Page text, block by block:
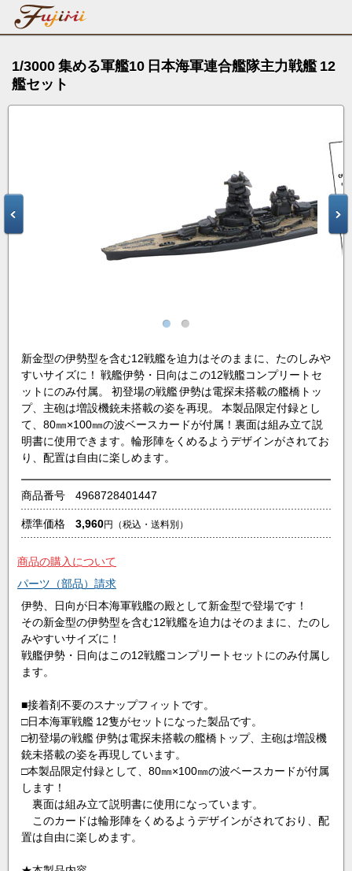
1/3000 集める軍艦10 日本海軍連合艦隊主力戦艦 12
艦セット
新金型の伊勢型を含む12戦艦を迫力はそのままに、たのしみや
すいサイズに！ 戦艦伊勢・日向はこの12戦艦コンプリートセ
ットにのみ付属。 初登場の戦艦 伊勢は電探未搭載の艦橋トッ
プ、主砲は増設機銃未搭載の姿を再現。 本製品限定付録とし
て、80㎜×100㎜の波ベースカードが付属！裏面は組み立て説
明書に使用できます。輪形陣をくめるようデザインがされてお
り、配置は自由に楽しめます。
商品番号 4968728401447
標準価格 3,960円 （税込・送料別）
商品の購入について
パーツ（部品）請求
伊勢、日向が日本海軍戦艦の殿として新金型で登場です！
その新金型の伊勢型を含む12戦艦を迫力はそのままに、たのし
みやすいサイズに！
戦艦伊勢・日向はこの12戦艦コンプリートセットにのみ付属し
ます。
■接着剤不要のスナップフィットです。
□日本海軍戦艦 12隻がセットになった製品です。
□初登場の戦艦 伊勢は電探未搭載の艦橋トップ、主砲は増設機
銃未搭載の姿を再現しています。
□本製品限定付録として、80㎜×100㎜の波ベースカードが付属
します！
裏面は組み立て説明書に使用になっています。
このカードは輪形陣をくめるようデザインがされており、配
置は自由に楽しめます。